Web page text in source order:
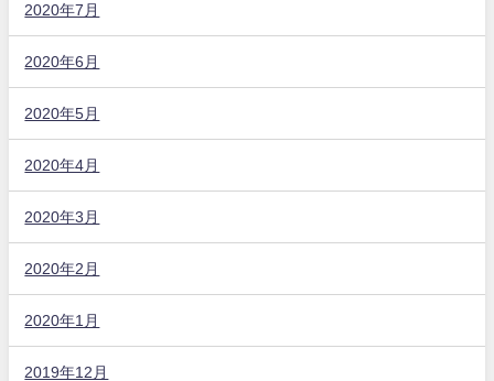
2020年7月
2020年6月
2020年5月
2020年4月
2020年3月
2020年2月
2020年1月
2019年12月